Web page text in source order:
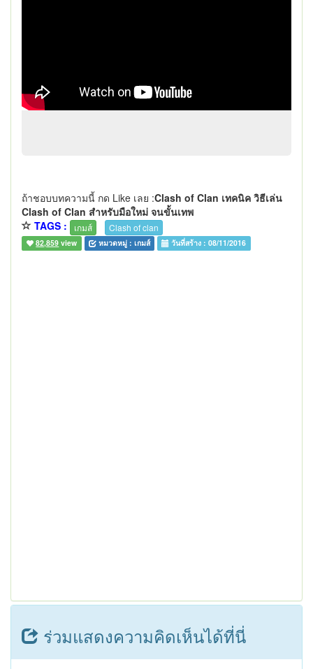
ถ้าชอบบทความนี้ กด Like เลย :Clash of Clan เทคนิค วิธีเล่น
Clash of Clan สำหรับมือใหม่ จนขั้นเทพ
TAGS :
เกมส์ Clash of clan
82,859 view หมวดหมู่ : เกมส์ วันที่สร้าง :08/11/2016
ร่วมแสดงความคิดเห็นได้ที่นี่